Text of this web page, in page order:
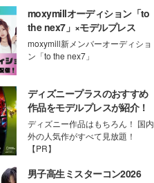
moxymillオーディション「to
the nex7」×モデルプレス
moxymill新メンバーオーディショ
ン「to the nex7」
ディズニープラスのおすすめ
作品をモデルプレスが紹介！
ディズニー作品はもちろん！ 国内
外の人気作がすべて見放題！
【PR】
男子高生ミスターコン2026